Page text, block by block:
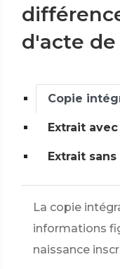
d'acte de
Copie
Extrait
Extrait
La copie
informations
naissance